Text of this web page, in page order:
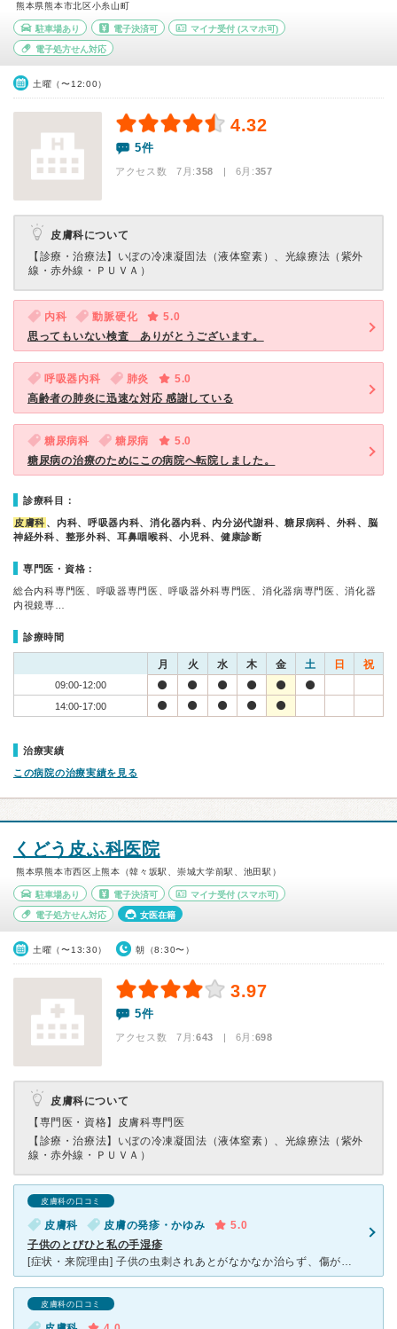
熊本県熊本市北区小糸山町
駐車場あり 電子決済可 マイナ受付 (スマホ可)
電子処方せん対応
土曜（〜12:00）
4.32
5件
アクセス数 7月:358 | 6月:357
皮膚科について
【診療・治療法】 いぼの冷凍凝固法（液体窒素）、光線療法（紫外
線・赤外線・ＰＵＶＡ）
内科 動脈硬化
5.0
思ってもいない検査 ありがとうございます。
呼吸器内科 肺炎
5.0
高齢者の肺炎に迅速な対応 感謝している
糖尿病科 糖尿病
5.0
糖尿病の治療のためにこの病院へ転院しました。
診療科目：
皮膚科 、内科、呼吸器内科、消化器内科、内分泌代謝科、糖尿病科、外科、脳
神経外科、整形外科、耳鼻咽喉科、小児科、健康診断
専門医・資格：
総合内科専門医、呼吸器専門医、呼吸器外科専門医、消化器病専門医、消化器
内視鏡専…
診療時間
月 火 水 木 金 土 日 祝
09:00-12:00
14:00-17:00
治療実績
この病院の治療実績を見る
くどう皮ふ科医院
熊本県熊本市西区上熊本（韓々坂駅、崇城大学前駅、池田駅）
駐車場あり 電子決済可 マイナ受付 (スマホ可)
電子処方せん対応 女医在籍
土曜（〜13:30） 朝（8:30〜）
3.97
5件
アクセス数 7月:643 | 6月:698
皮膚科について
【専門医・資格】 皮膚科専門医
【診療・治療法】 いぼの冷凍凝固法（液体窒素）、光線療法（紫外
線・赤外線・ＰＵＶＡ）
皮膚科の口コミ
皮膚科 皮膚の発疹・かゆみ
5.0
子供のとびひと私の手湿疹
[症状・来院理由] 子供の虫刺されあとがなかなか治らず、傷がどんどんひろがってるため、あと私の手湿疹が悪化してるため行きました。 [医師の診断・治療法] 子供はとびひと診断、私は手湿疹が悪化した
皮膚科の口コミ